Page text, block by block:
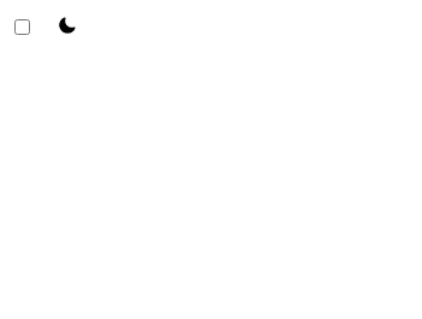
theme switcher